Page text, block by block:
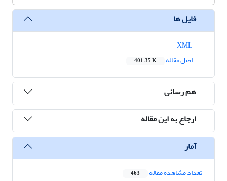
فایل ها
اصل مقاله
401.35 K
هم رسانی
ارجاع به این مقاله
آمار
تعداد مشاهده مقاله 463